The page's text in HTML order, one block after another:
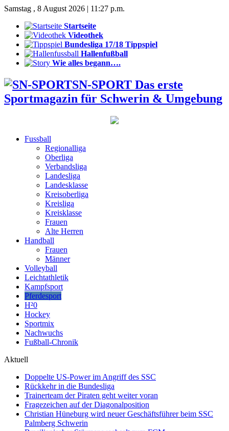
Samstag , 8 August 2026 | 11:27 p.m.
Startseite
Videothek
Bundesliga 17/18 Tippspiel
Hallenfußball
Wie alles begann….
SN-SPORT Das erste
Sportmagazin für Schwerin & Umgebung
Fussball
Regionalliga
Oberliga
Verbandsliga
Landesliga
Landesklasse
Kreisoberliga
Kreisliga
Kreisklasse
Frauen
Alte Herren
Handball
Frauen
Männer
Volleyball
Leichtathletik
Kampfsport
Pferdesport
H²0
Hockey
Sportmix
Nachwuchs
Fußball-Chronik
Aktuell
Doppelte US-Power im Angriff des SSC
Rückkehr in die Bundesliga
Trainerteam der Piraten geht weiter voran
Fragezeichen auf der Diagonalposition
Christian Hüneburg wird neuer Geschäftsführer beim SSC
Palmberg Schwerin